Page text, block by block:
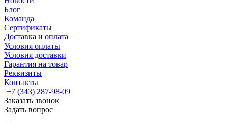
Блог
Команда
Сертификаты
Доставка и оплата
Условия оплаты
Условия доставки
Гарантия на товар
Реквизиты
Контакты
+7 (343) 287-98-09
Заказать звонок
Задать вопрос